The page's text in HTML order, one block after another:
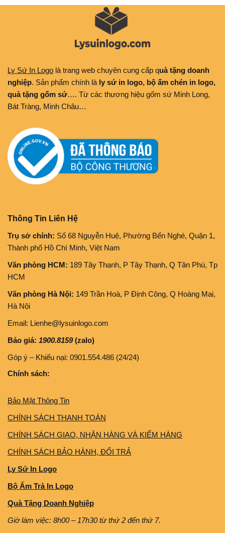
Ly Sứ In Logo là trang web chuyên cung cấp quà tặng doanh
nghiệp. Sản phẩm chính là ly sứ in logo, bộ ấm chén in logo,
quà tặng gốm sứ…. Từ các thương hiệu gốm sứ Minh Long,
Bát Tràng, Minh Châu…
Thông Tin Liên Hệ
Trụ sở chính: Số 68 Nguyễn Huệ, Phường Bến Nghé, Quận 1,
Thành phố Hồ Chí Minh, Việt Nam
Văn phòng HCM: 189 Tây Thạnh, P Tây Thạnh, Q Tân Phú, Tp
HCM
Văn phòng Hà Nội: 149 Trần Hoà, P Định Công, Q Hoàng Mai,
Hà Nội
Email: Lienhe@lysuinlogo.com
Báo giá: 1900.8159(zalo)
Góp ý – Khiếu nại: 0901.554.486 (24/24)
Chính sách:
Bảo Mật Thông Tin
CHÍNH SÁCH THANH TOÁN
CHÍNH SÁCH GIAO, NHẬN HÀNG VÀ KIỂM HÀNG
CHÍNH SÁCH BẢO HÀNH, ĐỔI TRẢ
Ly Sứ In Logo
Bộ Ấm Trà In Logo
Quà Tặng Doanh Nghiệp
Giờ làm việc: 8h00 – 17h30 từ thứ 2 đến thứ 7.